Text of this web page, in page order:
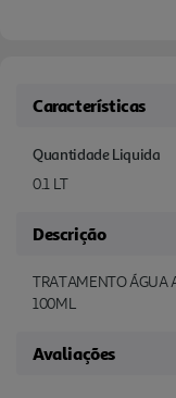
Características
Quantidade Liquida
0.1 LT
Descrição
TRATAMENTO ÁGUA
100ML
Avaliações